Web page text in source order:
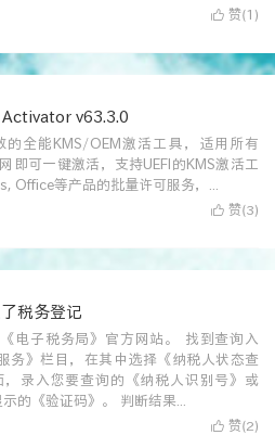
 赞(1 )
Activator v63.3.0
的全能KMS/OEM激活工具，适用所有
即可一键激活，支持UEFI的KMS激活工
Office等产品的批量许可服务，...
 赞(3)
税务登记
电子税务局》官方网站。 找到查询入
务》栏目，在其中选择《纳税人状态查
录入您要查询的《纳税人识别号》或
的《验证码》。 判断结果...
 赞(2)